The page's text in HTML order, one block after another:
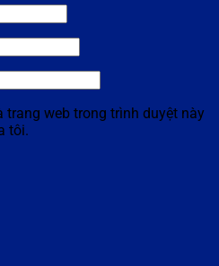
trang web trong trình duyệt này
tôi.